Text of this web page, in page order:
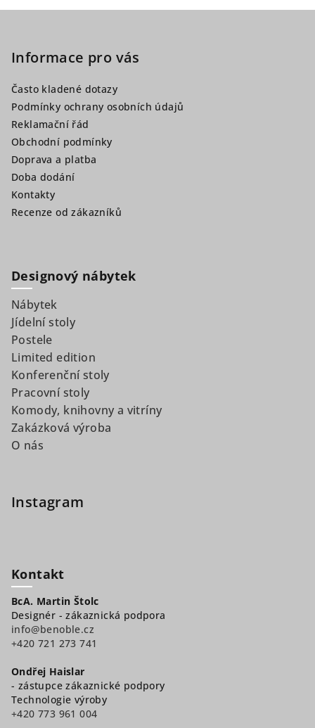
Informace pro vás
Často kladené dotazy
Podmínky ochrany osobních údajů
Reklamační řád
Obchodní podmínky
Doprava a platba
Doba dodání
Kontakty
Recenze od zákazníků
Designový nábytek
Nábytek
Jídelní stoly
Postele
Limited edition
Konferenční stoly
Pracovní stoly
Komody, knihovny a vitríny
Zakázková výroba
O nás
Instagram
Kontakt
BcA. Martin Štolc
Designér - zákaznická podpora
info@benoble.cz
+420 721 273 741
Ondřej Haislar
- zástupce zákaznické podpory
Technologie výroby
+420 773 961 004